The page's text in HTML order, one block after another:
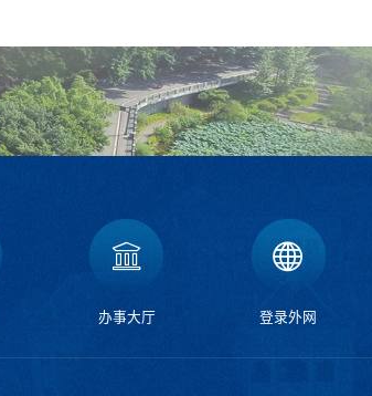
办事大厅 登录外网